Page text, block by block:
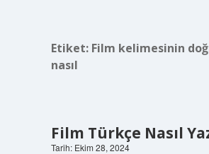
Etiket: Film kelimesinin
nasıl
Film Türkçe Nasıl
Tarih: Ekim 28, 2024